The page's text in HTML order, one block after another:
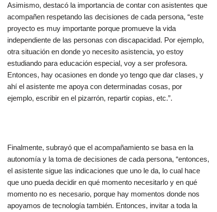
Asimismo, destacó la importancia de contar con asistentes que
acompañen respetando las decisiones de cada persona, “este
proyecto es muy importante porque promueve la vida
independiente de las personas con discapacidad. Por ejemplo,
otra situación en donde yo necesito asistencia, yo estoy
estudiando para educación especial, voy a ser profesora.
Entonces, hay ocasiones en donde yo tengo que dar clases, y
ahí el asistente me apoya con determinadas cosas, por
ejemplo, escribir en el pizarrón, repartir copias, etc.”.
Finalmente, subrayó que el acompañamiento se basa en la
autonomía y la toma de decisiones de cada persona, “entonces,
el asistente sigue las indicaciones que uno le da, lo cual hace
que uno pueda decidir en qué momento necesitarlo y en qué
momento no es necesario, porque hay momentos donde nos
apoyamos de tecnología también. Entonces, invitar a toda la